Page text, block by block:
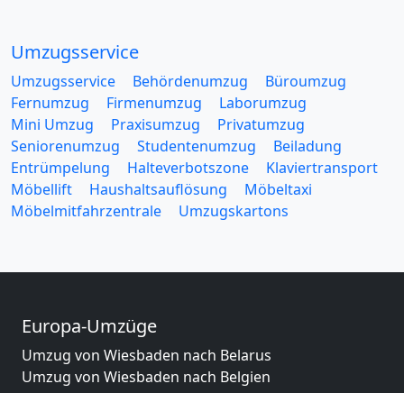
Umzugsservice
Umzugsservice Behördenumzug
Büroumzug
Fernumzug
Firmenumzug
Laborumzug
Mini Umzug
Praxisumzug
Privatumzug
Seniorenumzug
Studentenumzug
Beiladung
Entrümpelung
Halteverbotszone
Klaviertransport
Möbellift
Haushaltsauflösung
Möbeltaxi
Möbelmitfahrzentrale
Umzugskartons
Europa-Umzüge
Umzug von Wiesbaden nach Belarus
Umzug von Wiesbaden nach Belgien